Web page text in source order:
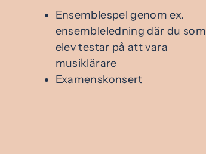
Ensemblespel genom ex.
ensembleledning där du som
elev testar på att vara
musiklärare
Examenskonsert